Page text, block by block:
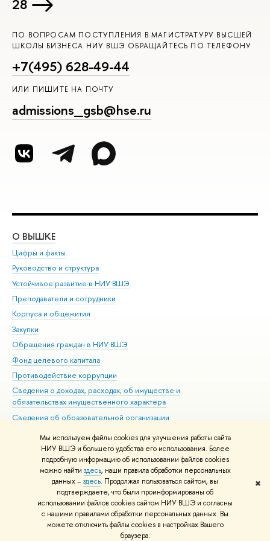
Мы используем файлы cookies для улучшения работы сайта
НИУ ВШЭ и большего удобства его использования. Более
подробную информацию об использовании файлов cookies
можно найти здесь, наши правила обработки персональных
данных –здесь. Продолжая пользоваться сайтом, вы
подтверждаете, что были проинформированы об
использовании файлов cookies сайтом НИУ ВШЭ и согласны
с нашими правилами обработки персональных данных. Вы
можете отключить файлы cookies в настройках Вашего
браузера.
✖
28
ПО ВОПРОСАМ ПОСТУПЛЕНИЯ В МАГИСТРАТУРУ ВЫСШЕЙ
ШКОЛЫ БИЗНЕСА НИУ ВШЭ ОБРАЩАЙТЕСЬ ПО ТЕЛЕФОНУ
+7(495) 628-49-44
ИЛИ ПИШИТЕ НА ПОЧТУ
admissions_gsb@hse.ru
О ВЫШКЕ
Цифры и факты
Руководство и структура
Устойчивое развитие в НИУ ВШЭ
Преподаватели и сотрудники
Корпуса и общежития
Закупки
Обращения граждан в НИУ ВШЭ
Фонд целевого капитала
Противодействие коррупции
Сведения о доходах, расходах, об имуществе и
обязательствах имущественного характера
Сведения об образовательной организации
Людям с ограниченными возможностями здоровья
Единая платежная страница
Работа в Вышке
© НИУ ВШЭ 1993–2026 Адреса и контакты Условия использования
материалов Политика конфиденциальности Карта сайта
Шрифты HSE Sans и HSE Slab разработаны вШколе дизайна НИУ ВШЭ